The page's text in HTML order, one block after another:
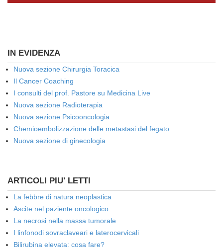
IN EVIDENZA
Nuova sezione Chirurgia Toracica
Il Cancer Coaching
I consulti del prof. Pastore su Medicina Live
Nuova sezione Radioterapia
Nuova sezione Psicooncologia
Chemioembolizzazione delle metastasi del fegato
Nuova sezione di ginecologia
ARTICOLI PIU' LETTI
La febbre di natura neoplastica
Ascite nel paziente oncologico
La necrosi nella massa tumorale
I linfonodi sovraclaveari e laterocervicali
Bilirubina elevata: cosa fare?